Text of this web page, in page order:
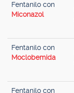
Fentanilo con
Miconazol
Fentanilo con
Moclobemida
Fentanilo con